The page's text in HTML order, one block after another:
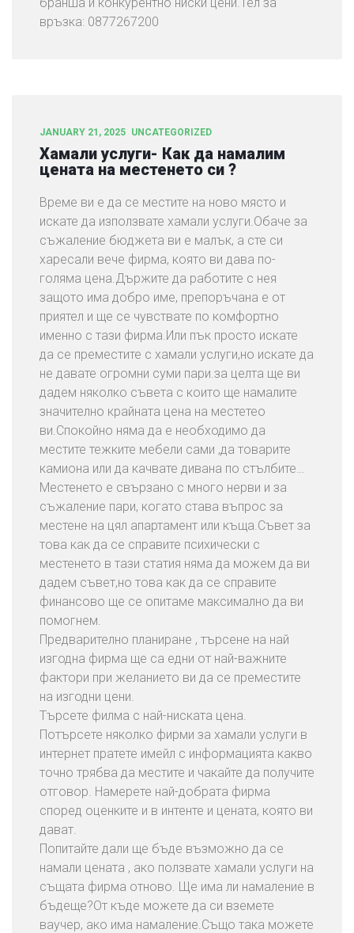
бранша и конкурентно ниски цени.Тел за
връзка: 0877267200
JANUARY 21, 2025 UNCATEGORIZED
Хамали услуги- Как да намалим
цената на местенето си ?
Време ви е да се местите на ново място и
искате да използвате хамали услуги.Обаче за
съжаление бюджета ви е малък, а сте си
харесали вече фирма, която ви дава по-
голяма цена.Държите да работите с нея
защото има добро име, препоръчана е от
приятел и ще се чувствате по комфортно
именно с тази фирма.Или пък просто искате
да се преместите с хамали услуги,но искате да
не давате огромни суми пари.за целта ще ви
дадем няколко съвета с които ще намалите
значително крайната цена на местетео
ви.Спокойно няма да е необходимо да
местите тежките мебели сами ,да товарите
камиона или да качвате дивана по стълбите…
Местенето е свързано с много нерви и за
съжаление пари, когато става въпрос за
местене на цял апартамент или къща.Съвет за
това как да се справите психически с
местенето в тази статия няма да можем да ви
дадем съвет,но това как да се справите
финансово ще се опитаме максимално да ви
помогнем.
Предварително планиране , търсене на най
изгодна фирма ще са едни от най-важните
фактори при желанието ви да се преместите
на изгодни цени.
Търсете филма с най-ниската цена.
Потърсете няколко фирми за хамали услуги в
интернет пратете имейл с информацията какво
точно трябва да местите и чакайте да получите
отговор. Намерете най-добрата фирма
според оценките и в интенте и цената, която ви
дават.
Попитайте дали ще бъде възможно да се
намали цената , ако ползвате хамали услуги на
същата фирма отново. Ще има ли намаление в
бъдеще?От къде можете да си вземете
ваучер, ако има намаление.Също така можете